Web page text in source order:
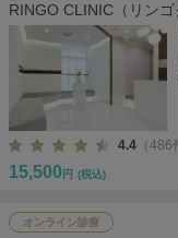
RINGO CLINIC（リンゴ
4.4 （486
15,500 円 (税込)
オンライン診療